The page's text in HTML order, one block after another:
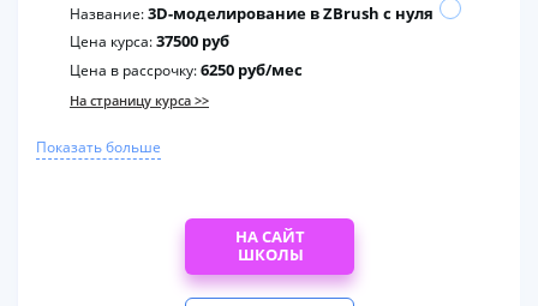
Название:3D-моделирование в ZBrush с нуля
Цена курса:37500 руб
Цена в рассрочку:6250 руб/мес
На страницу курса >>
Показать больше
НА САЙТ
ШКОЛЫ